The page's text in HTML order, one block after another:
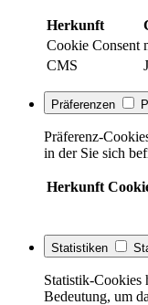
Herkunft
Cookie Consent
CMS
Präferenzen
Präferenz-
in der Sie sich
Herkunft
Statistiken
Statistik-Cookies
Bedeutung, um